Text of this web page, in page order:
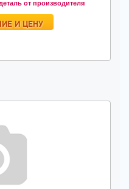
от производителя
И ЦЕНУ